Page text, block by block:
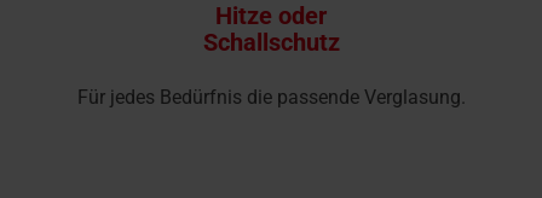
Hitze oder
Schallschutz
Für jedes Bedürfnis die passende Verglasung.